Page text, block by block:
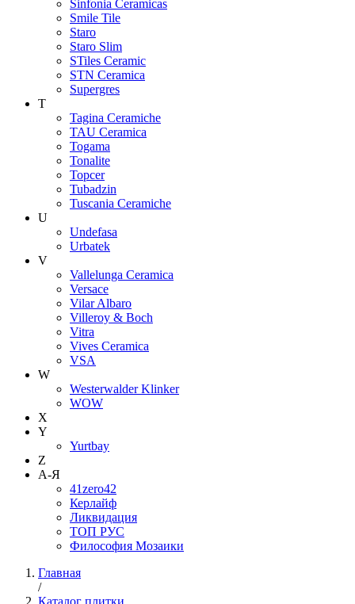
Sinfonia Ceramicas
Smile Tile
Staro
Staro Slim
STiles Ceramic
STN Ceramica
Supergres
T
Tagina Ceramiche
TAU Ceramica
Togama
Tonalite
Topcer
Tubadzin
Tuscania Ceramiche
U
Undefasa
Urbatek
V
Vallelunga Ceramica
Versace
Vilar Albaro
Villeroy & Boch
Vitra
Vives Ceramica
VSA
W
Westerwalder Klinker
WOW
X
Y
Yurtbay
Z
А-Я
41zero42
Керлайф
Ликвидация
ТОП РУС
Философия Мозаики
Главная
/
Каталог плитки